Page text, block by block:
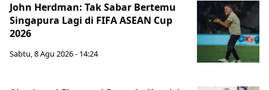
John Herdman: Tak Sabar Bertemu
Singapura Lagi di FIFA ASEAN Cup
2026
Sabtu, 8 Agu 2026 - 14:24